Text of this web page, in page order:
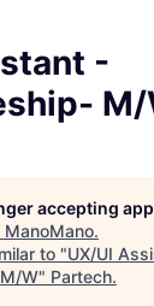
-
M/
accepting
ManoMano.
to "UX/UI
W" Partech.